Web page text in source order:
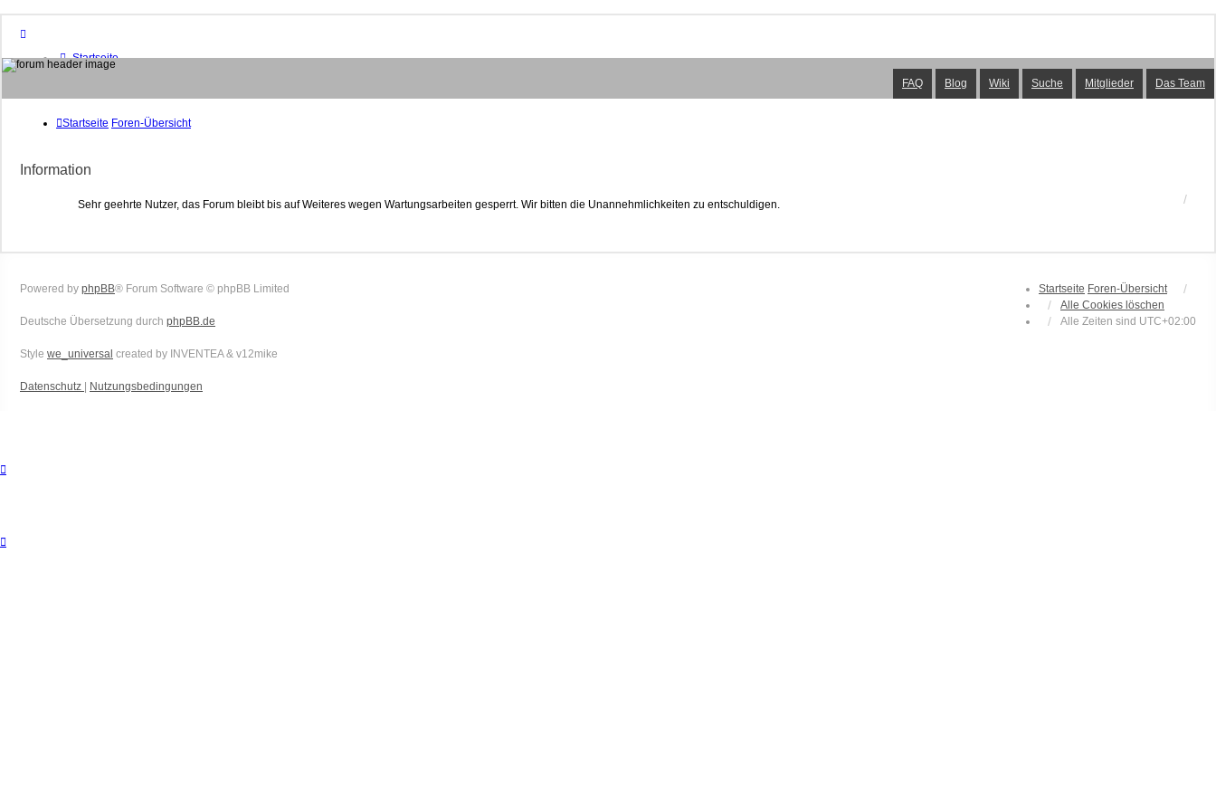
Startseite
Foren-Übersicht
Suche
Unbeantwortete Themen
Aktive Themen
Das Team
Anmelden
FAQ Blog Wiki Suche Mitglieder Das Team
Startseite Foren-Übersicht
Information
Sehr geehrte Nutzer, das Forum bleibt bis auf Weiteres wegen Wartungsarbeiten gesperrt. Wir bitten die Unannehmlichkeiten zu entschuldigen.
Startseite Foren-Übersicht
Alle Cookies löschen
Alle Zeiten sind UTC+02:00
Powered by phpBB® Forum Software © phpBB Limited
Deutsche Übersetzung durch phpBB.de
Style we_universal created by INVENTEA & v12mike
Datenschutz | Nutzungsbedingungen